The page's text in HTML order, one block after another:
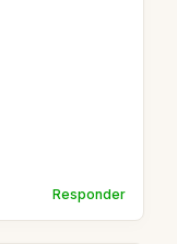
Responder